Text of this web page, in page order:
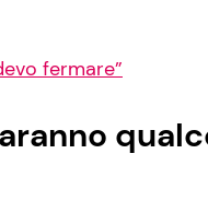
fermare”